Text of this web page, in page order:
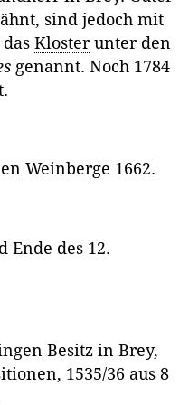
sind jedoch mit
Klosterunter den
genannt. Noch 1784
Weinberge 1662.
Ende des 12.
Besitz in Brey,
1535/36 aus 8